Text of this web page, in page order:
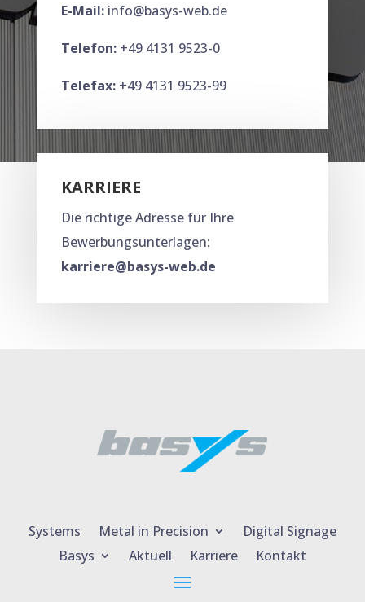
E-Mail:info@basys-web.de
Telefon:+49 4131 9523-0
Telefax:+49 4131 9523-99
KARRIERE
Die richtige Adresse für Ihre
Bewerbungsunterlagen:
karriere@basys-web.de
Systems Metal in Precision
Digital Signage
Basys
Aktuell Karriere Kontakt